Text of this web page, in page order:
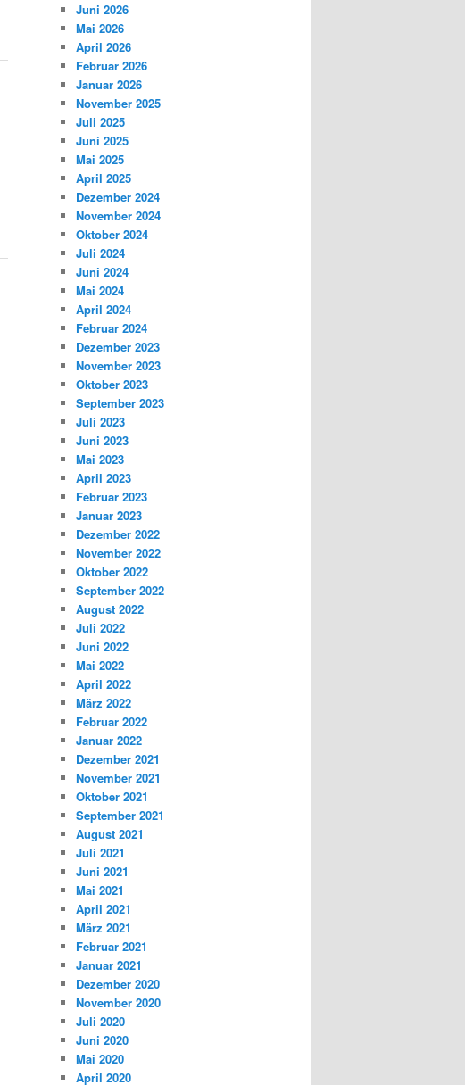
Juni 2026
Mai 2026
April 2026
Februar 2026
Januar 2026
November 2025
Juli 2025
Juni 2025
Mai 2025
April 2025
Dezember 2024
November 2024
Oktober 2024
Juli 2024
Juni 2024
Mai 2024
April 2024
Februar 2024
Dezember 2023
November 2023
Oktober 2023
September 2023
Juli 2023
Juni 2023
Mai 2023
April 2023
Februar 2023
Januar 2023
Dezember 2022
November 2022
Oktober 2022
September 2022
August 2022
Juli 2022
Juni 2022
Mai 2022
April 2022
März 2022
Februar 2022
Januar 2022
Dezember 2021
November 2021
Oktober 2021
September 2021
August 2021
Juli 2021
Juni 2021
Mai 2021
April 2021
März 2021
Februar 2021
Januar 2021
Dezember 2020
November 2020
Juli 2020
Juni 2020
Mai 2020
April 2020